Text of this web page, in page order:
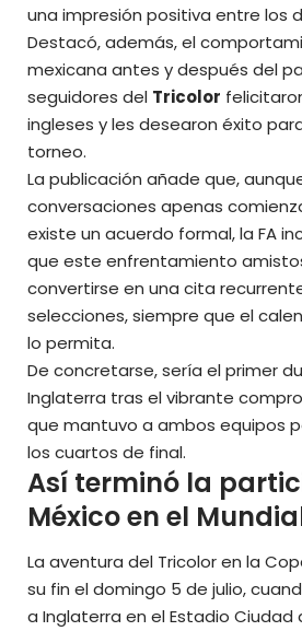
una impresión positiva entre los
Destacó, además, el
mexicana antes y después del
seguidores del Tricolor
ingleses y les desearon éxito
torneo.
La publicación añade que,
conversaciones apenas
existe un acuerdo formal, la FA
que este enfrentamiento
convertirse en una cita
selecciones, siempre que el
lo permita.
De concretarse, sería el primer
Inglaterra tras el vibrante
que mantuvo a ambos equipos
los cuartos de final.
Así terminó la
México en el
La aventura del Tricolor en la
su fin el domingo 5 de julio,
a Inglaterra en el Estadio Ciudad